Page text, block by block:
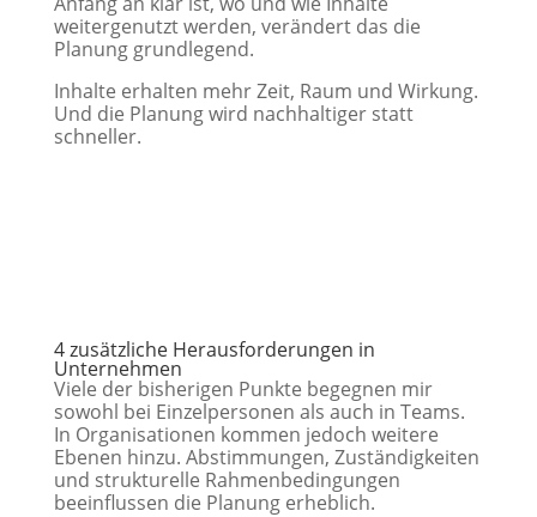
weitergenutzt werden, verändert das die
Planung grundlegend.
Inhalte erhalten mehr Zeit, Raum und Wirkung.
Und die Planung wird nachhaltiger statt
schneller.
4 zusätzliche Herausforderungen in
Unternehmen
Viele der bisherigen Punkte begegnen mir
sowohl bei Einzelpersonen als auch in Teams.
In Organisationen kommen jedoch weitere
Ebenen hinzu. Abstimmungen, Zuständigkeiten
und strukturelle Rahmenbedingungen
beeinflussen die Planung erheblich.